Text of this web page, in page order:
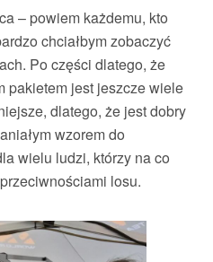
– powiem każdemu, kto
chciałbym zobaczyć
Po części dlatego, że
pakietem jest jeszcze wiele
dlatego, że jest dobry
wzorem do
wielu ludzi, którzy na co
losu.